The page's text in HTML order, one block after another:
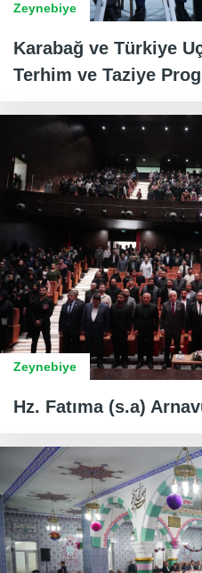
Zeynebiye
Karabağ ve Türkiye
Terhim ve Taziye
Zeynebiye
Hz. Fatıma (s.a)